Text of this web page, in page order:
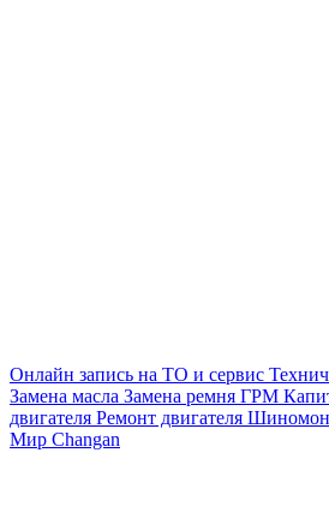
Онлайн запись на ТО и сервис
Замена масла Замена ремня ГРМ
двигателя Ремонт двигателя
Мир Changan